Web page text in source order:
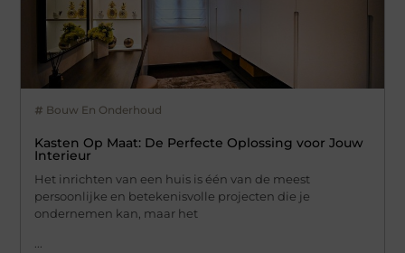
Bouw En Onderhoud
Kasten Op Maat: De Perfecte Oplossing voor Jouw
Interieur
Het inrichten van een huis is één van de meest
persoonlijke en betekenisvolle projecten die je
ondernemen kan, maar het
...